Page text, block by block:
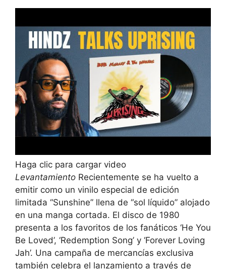
Haga clic para cargar video
Levantamiento Recientemente se ha vuelto a
emitir como un vinilo especial de edición
limitada “Sunshine” llena de “sol líquido” alojado
en una manga cortada. El disco de 1980
presenta a los favoritos de los fanáticos ‘He You
Be Loved’, ‘Redemption Song’ y ‘Forever Loving
Jah’. Una campaña de mercancías exclusiva
también celebra el lanzamiento a través de